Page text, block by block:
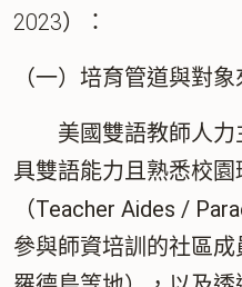
2023）：
（一）培育管道與對象
美國雙語教師人力
具雙語能力且熟悉校
（Teacher Aides /
參與師資培訓的社區